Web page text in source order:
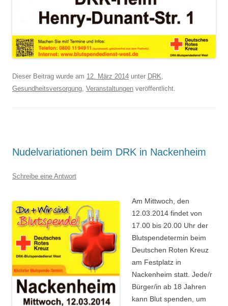
Dieser Beitrag wurde am 12. März 2014 unter DRK
Gesundheitsversorgung Veranstaltungen veröffentlicht.
Nudelvariationen beim DRK in Nackenheim
Schreibe eine Antwort
Am Mittwoch, den
12.03.2014 findet von
17.00 bis 20.00 Uhr der
Blutspendetermin beim
Deutschen Roten Kreuz
am Festplatz in
Nackenheim statt. Jede/r
Bürger/in ab 18 Jahren
kann Blut spenden, um